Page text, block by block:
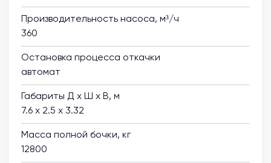
Производительность насоса, м³/ч
360
Остановка процесса откачки
автомат
Габариты Д х Ш х В, м
7.6 х 2.5 х 3.32
Масса полной бочки, кг
12800